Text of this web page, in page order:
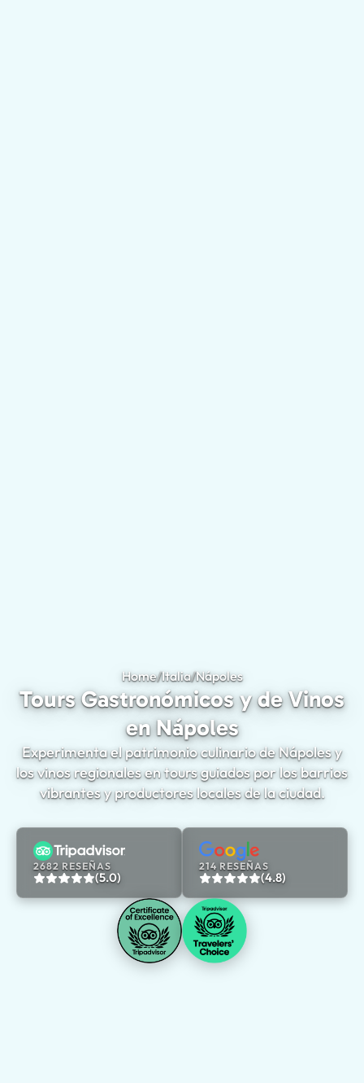
Home/Italia/NápolesTours
Tours Gastronómicos y de Vinos
en Nápoles
Experimenta el patrimonio culinario de Nápoles y
los vinos regionales en tours guiados por los barrios
vibrantes y productores locales de la ciudad.
2682 RESEÑAS
(5.0)
214 RESEÑAS
(4.8)